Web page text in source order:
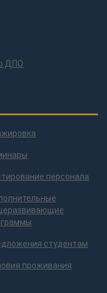
ДПО
персонала
студентам
проживания